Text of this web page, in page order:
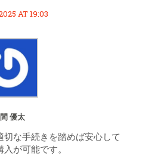
AT 19:03
優太
切な手続きを踏めば安心して
が可能です。